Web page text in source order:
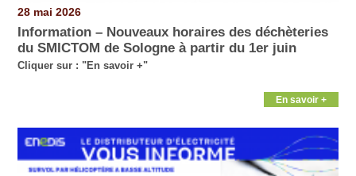
28 mai 2026
Information – Nouveaux horaires des déchèteries
du SMICTOM de Sologne à partir du 1er juin
Cliquer sur : "En savoir +"
En savoir +